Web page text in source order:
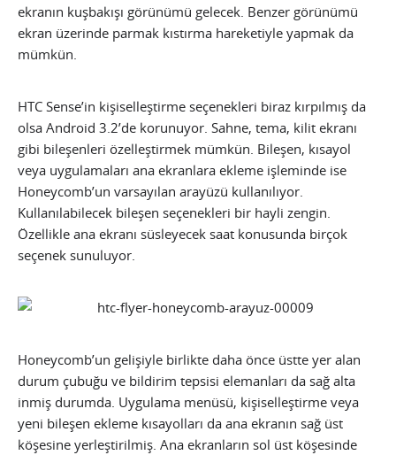
ekranın kuşbakışı görünümü gelecek. Benzer görünümü
ekran üzerinde parmak kıstırma hareketiyle yapmak da
mümkün.
HTC Sense’in kişiselleştirme seçenekleri biraz kırpılmış da
olsa Android 3.2’de korunuyor. Sahne, tema, kilit ekranı
gibi bileşenleri özelleştirmek mümkün. Bileşen, kısayol
veya uygulamaları ana ekranlara ekleme işleminde ise
Honeycomb’un varsayılan arayüzü kullanılıyor.
Kullanılabilecek bileşen seçenekleri bir hayli zengin.
Özellikle ana ekranı süsleyecek saat konusunda birçok
seçenek sunuluyor.
Honeycomb’un gelişiyle birlikte daha önce üstte yer alan
durum çubuğu ve bildirim tepsisi elemanları da sağ alta
inmiş durumda. Uygulama menüsü, kişiselleştirme veya
yeni bileşen ekleme kısayolları da ana ekranın sağ üst
köşesine yerleştirilmiş. Ana ekranların sol üst köşesinde